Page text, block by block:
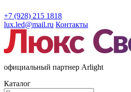
+7 (928) 215 1818
lux.led@mail.ru Контакты
официальный партнер Arlight
Каталог